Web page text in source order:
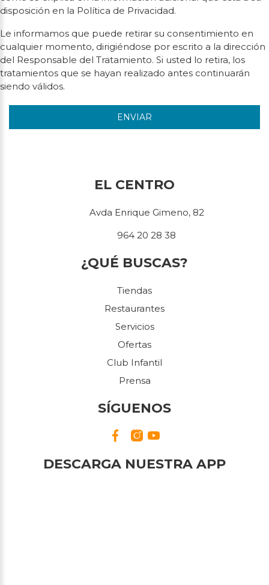
disposición en la Política de Privacidad.
Le informamos que puede retirar su consentimiento en
cualquier momento, dirigiéndose por escrito a la dirección
del Responsable del Tratamiento. Si usted lo retira, los
tratamientos que se hayan realizado antes continuarán
siendo válidos.
ENVIAR
EL CENTRO
Avda Enrique Gimeno, 82
964 20 28 38
¿QUÉ BUSCAS?
Tiendas
Restaurantes
Servicios
Ofertas
Club Infantil
Prensa
SÍGUENOS
DESCARGA NUESTRA APP